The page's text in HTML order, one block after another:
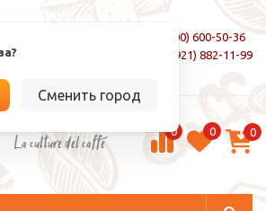
Сменить город
8 (800) 600-50-36
+7 (921) 882-11-99
La culture del caffé 0 0 0